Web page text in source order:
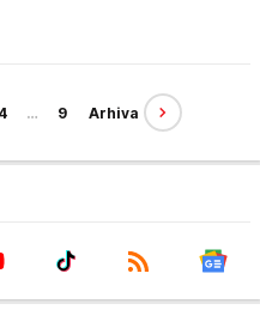
4 … 9 Arhiva